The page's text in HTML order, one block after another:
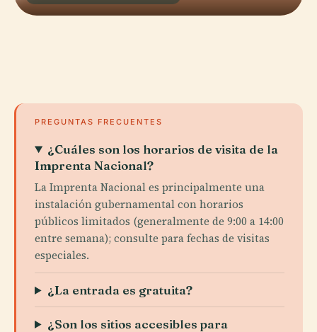
PREGUNTAS FRECUENTES
¿Cuáles son los horarios de visita de la
Imprenta Nacional?
La Imprenta Nacional es principalmente una
instalación gubernamental con horarios
públicos limitados (generalmente de 9:00 a 14:00
entre semana); consulte para fechas de visitas
especiales.
¿La entrada es gratuita?
¿Son los sitios accesibles para